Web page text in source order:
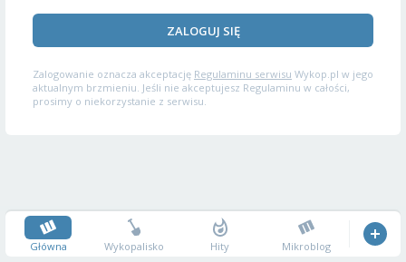
ZALOGUJ SIĘ
Zalogowanie oznacza akceptację Regulaminu serwisu Wykop.pl w jego
aktualnym brzmieniu. Jeśli nie akceptujesz Regulaminu w całości,
prosimy o niekorzystanie z serwisu.
Główna Wykopalisko Hity Mikroblog